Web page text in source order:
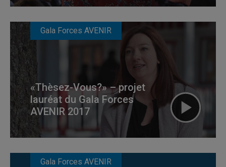
Gala Forces AVENIR
«Thèsez-Vous?» – projet
lauréat du Gala Forces
AVENIR 2017
Gala Forces AVENIR